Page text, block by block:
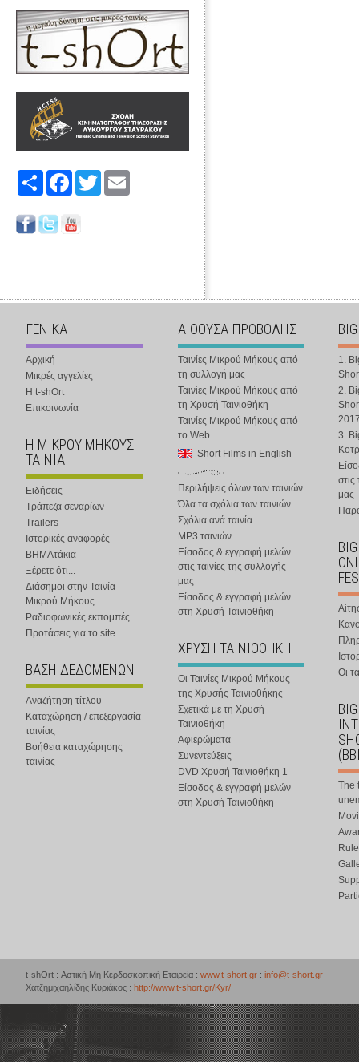
Share FacebookTwitter
ΓΕΝΙΚΑ
Αρχική
Μικρές αγγελίες
Η t-shOrt
Επικοινωνία
Η ΜΙΚΡΟΥ ΜΗΚΟΥΣ
ΤΑΙΝΙΑ
Ειδήσεις
Τράπεζα σεναρίων
Trailers
Ιστορικές αναφορές
ΒΗΜΑτάκια
Ξέρετε ότι...
Διάσημοι στην Ταινία
Μικρού Μήκους
Ραδιοφωνικές εκπομπές
Προτάσεις για το site
ΒΑΣΗ ΔΕΔΟΜΕΝΩΝ
Αναζήτηση τίτλου
Καταχώρηση / επεξεργασία
ταινίας
Βοήθεια καταχώρησης
ταινίας
ΑΙΘΟΥΣΑ ΠΡΟΒΟΛΗΣ
Ταινίες Μικρού Μήκους από
τη συλλογή μας
Ταινίες Μικρού Μήκους από
τη Χρυσή Ταινιοθήκη
Ταινίες Μικρού Μήκους από
το Web
Short Films in English
Περιλήψεις όλων των ταινιών
Όλα τα σχόλια των ταινιών
Σχόλια ανά ταινία
MP3 ταινιών
Είσοδος & εγγραφή μελών
στις ταινίες της συλλογής
μας
Είσοδος & εγγραφή μελών
στη Χρυσή Ταινιοθήκη
ΧΡΥΣΗ ΤΑΙΝΙΟΘΗΚΗ
Οι Ταινίες Μικρού Μήκους
της Χρυσής Ταινιοθήκης
Σχετικά με τη Χρυσή
Ταινιοθήκη
Αφιερώματα
Συνεντεύξεις
DVD Χρυσή Ταινιοθήκη 1
Είσοδος & εγγραφή μελών
στη Χρυσή Ταινιοθήκη
1.
2.
3.
στις
μας
Οι
The
t-shOrt : Αστική Μη Κερδοσκοπική Εταιρεία : www.t-short.gr : info@t-short.gr
Χατζημιχαηλίδης Κυριάκος : http://www.t-short.gr/Kyr/